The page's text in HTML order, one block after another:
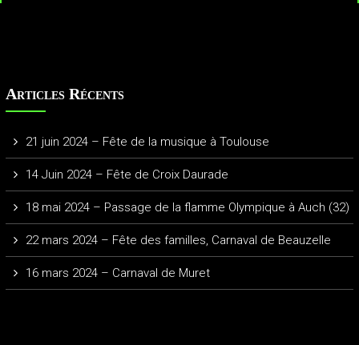
Articles Récents
21 juin 2024 – Fête de la musique à Toulouse
14 Juin 2024 – Fête de Croix Daurade
18 mai 2024 – Passage de la flamme Olympique à Auch (32)
22 mars 2024 – Fête des familles, Carnaval de Beauzelle
16 mars 2024 – Carnaval de Muret